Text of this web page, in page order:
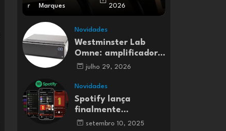
r
Marques
2026
Novidades
Westminster Lab
Omne: amplificador
integrado Classe A
julho 29, 2026
Novidades
Spotify lança
finalmente
streaming de música
setembro 10, 2025